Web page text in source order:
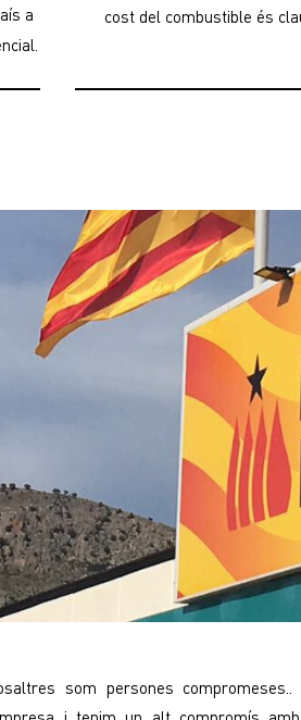
a
cost del combustible és
som persones